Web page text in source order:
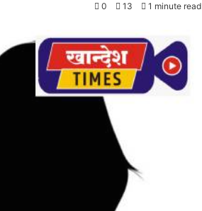
0 13 1 minute read